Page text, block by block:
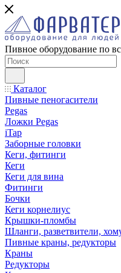
Пивное оборудование по
Каталог
Пивные пеногасители
Pegas
Ложки Pegas
iTap
Заборные головки
Кеги, фитинги
Кеги
Кеги для вина
Фитинги
Бочки
Кеги корнелиус
Крышки-пломбы
Шланги, разветвители,
Пивные краны, редукторы
Краны
Редукторы